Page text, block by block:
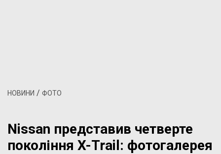
НОВИНИ / ФОТО
Nissan представив четверте
покоління X-Trail: фотогалерея